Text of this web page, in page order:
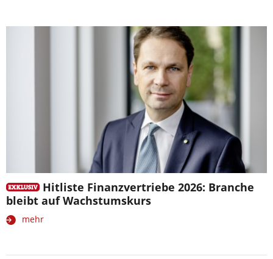
Hitliste Finanzvertriebe 2026: Branche
bleibt auf Wachstumskurs
mehr